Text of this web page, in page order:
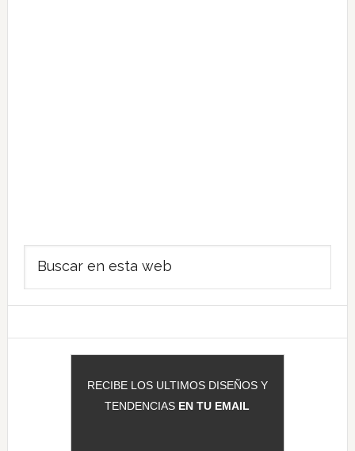
Barra
lateral
principal
RECIBE LOS ULTIMOS DISEÑOS Y
TENDENCIAS EN TU EMAIL